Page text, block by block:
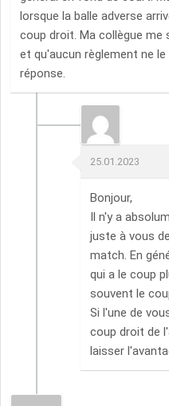
lorsque la balle adverse
coup droit. Ma collègue me
et qu'aucun règlement ne
réponse.
25.01.2023
Bonjour,
Il n'y a
juste à vous
match. En
qui a le coup
souvent le
Si l'une de
coup droit de
laisser